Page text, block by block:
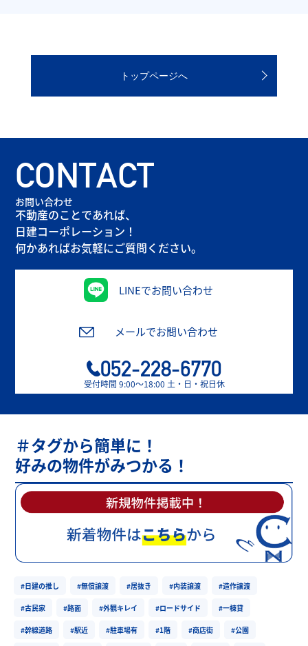
トップページへ
CONTACT
お問い合わせ
不動産のことであれば、
日建コーポレーション！
何かあればお気軽にご質問ください。
LINEでお問い合わせ
メールでお問い合わせ
052-228-6770
受付時間 9:00〜18:00 土・日・祝日休
＃タグから簡単に！
好みの物件がみつかる！
#日建の推し #無償譲渡 #居抜き #内装譲渡 #造作譲渡
#古民家 #路面 #外観キレイ #ロードサイド #一棟貸
#幹線道路 #駅近 #駐車場有 #1階 #商店街 #公園